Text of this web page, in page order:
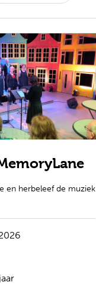
en herbeleef de muziek